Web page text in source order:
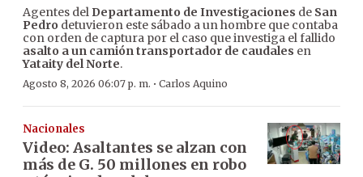
Agentes del Departamento de Investigaciones de San
Pedro detuvieron este sábado a un hombre que contaba
con orden de captura por el caso que investiga el fallido
asalto a un camión transportador de caudales en
Yataity del Norte.
Agosto 8, 2026 06:07 p. m. · Carlos Aquino
Nacionales
Video: Asaltantes se alzan con
más de G. 50 millones en robo